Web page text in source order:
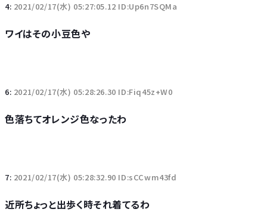
4: 2021/02/17(水) 05:27:05.12 ID:Up6n7SQMa
ワイはその小豆色や
6: 2021/02/17(水) 05:28:26.30 ID:Fiq45z+W0
色落ちてオレンジ色なったわ
7: 2021/02/17(水) 05:28:32.90 ID:sCCwm43fd
近所ちょっと出歩く時それ着てるわ